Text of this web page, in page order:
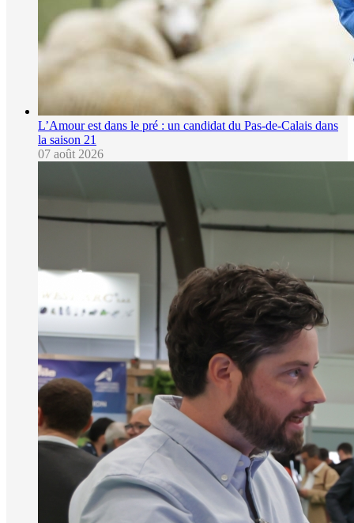
L’Amour est dans le pré : un candidat du Pas-de-Calais dans
la saison 21
07 août 2026